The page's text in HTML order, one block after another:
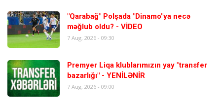
"Qarabağ" Polşada "Dinamo"ya necə
məğlub oldu? - VİDEO
7 Aug, 2026 - 09:30
Premyer Liqa klublarımızın yay "transfer
bazarlığı" - YENİLƏNİR
7 Aug, 2026 - 09:00